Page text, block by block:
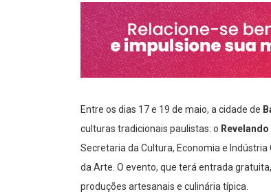
Entre os dias 17 e 19 de maio, a cidade de
culturas tradicionais paulistas: o Revelando
Secretaria da Cultura, Economia e
da Arte. O evento, que terá entrada
produções artesanais e culinária típica.